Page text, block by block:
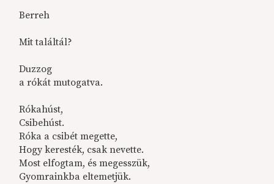
Berreh
Mit találtál?
Duzzog
a rókát mutogatva.
Rókahúst,
Csibehúst.
Róka a csibét megette,
Hogy keresték, csak nevette.
Most elfogtam, és megesszük,
Gyomrainkba eltemetjük.